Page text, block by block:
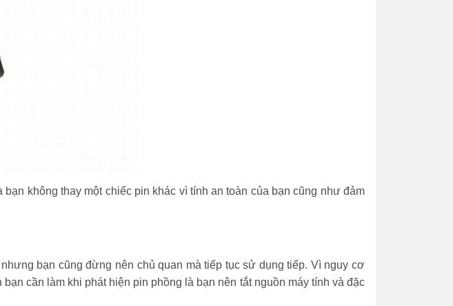
không thay một chiếc pin khác vì tính an toàn của bạn cũng như đảm
bạn cũng đừng nên chủ quan mà tiếp tục sử dụng tiếp. Vì nguy cơ
cần làm khi phát hiện pin phồng là bạn nên tắt nguồn máy tính và đặc